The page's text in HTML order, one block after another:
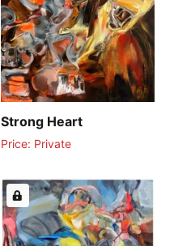
Strong Heart
Price: Private